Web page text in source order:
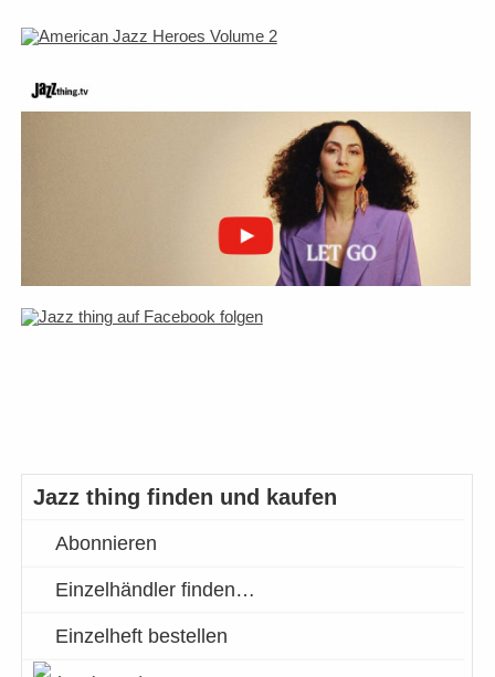
Jazz thing finden und kaufen
Abonnieren
Einzelhändler finden…
Einzelheft bestellen